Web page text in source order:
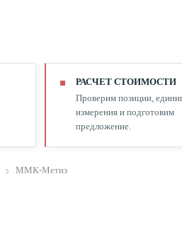
РАСЧЕТ СТОИМОСТИ
Проверим позиции,
измерения и подготовим
предложение.
ММК-Метиз